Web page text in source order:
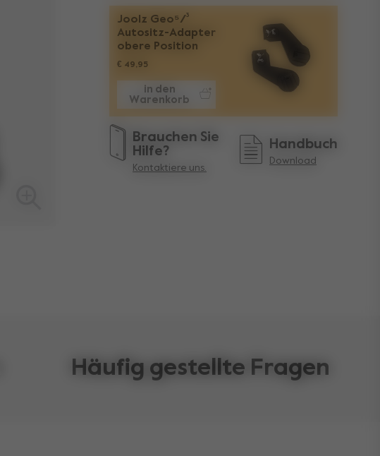
Joolz Geo⁵/³
Autositz-Adapter
obere Position
€ 49,95
in den
Warenkorb
Brauchen Sie
Hilfe?
Kontaktiere uns.
Handbuch
Download
Häufig gestellte Fragen